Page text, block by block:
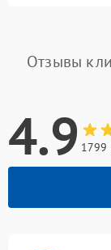
Отзывы
4.9 1799